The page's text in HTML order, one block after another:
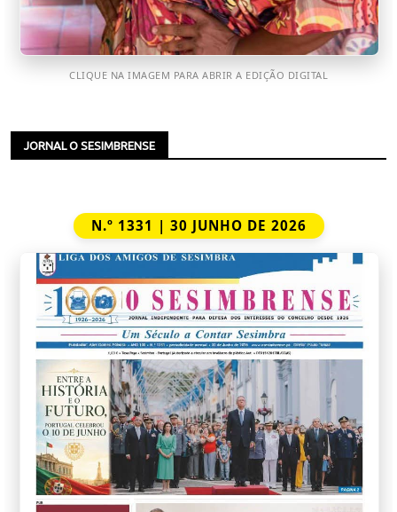
CLIQUE NA IMAGEM PARA ABRIR A EDIÇÃO DIGITAL
JORNAL O SESIMBRENSE
N.º 1331 | 30 JUNHO DE 2026